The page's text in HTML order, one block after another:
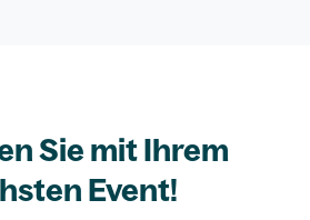
Sie mit Ihrem
Event!